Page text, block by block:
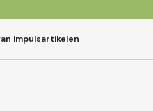
impulsartikelen